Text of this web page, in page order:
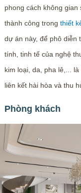
phong cách không
thành công trong thiết
dự án này, để phô diễn
tính, tinh tế của nghệ
kim loại, da, pha lê,...
liên kết hài hòa và thu
Phòng khách